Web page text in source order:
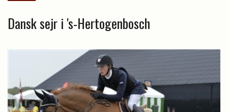
Dansk sejr i 's-Hertogenbosch